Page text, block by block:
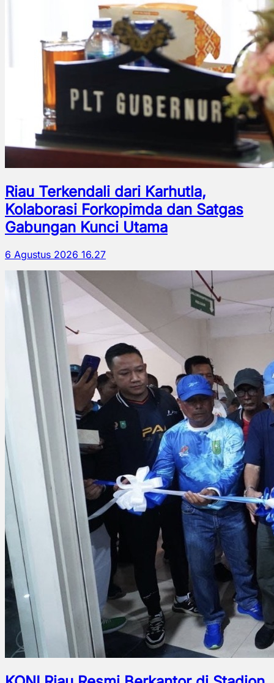
Riau Terkendali dari Karhutla,
Kolaborasi Forkopimda dan Satgas
Gabungan Kunci Utama
6 Agustus 2026 16.27